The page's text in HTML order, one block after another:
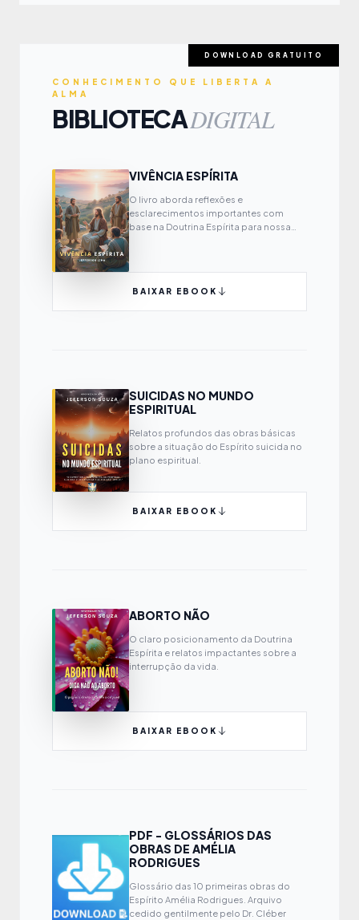
DOWNLOAD GRATUITO
CONHECIMENTO QUE LIBERTA A
ALMA
BIBLIOTECADIGITAL
VIVÊNCIA ESPÍRITA
O livro aborda reflexões e
esclarecimentos importantes com
base na Doutrina Espírita para nossa
BAIXAR EBOOK
SUICIDAS NO MUNDO
ESPIRITUAL
Relatos profundos das obras básicas
sobre a situação do Espírito suicida no
plano espiritual.
BAIXAR EBOOK
ABORTO NÃO
O claro posicionamento da Doutrina
Espírita e relatos impactantes sobre a
interrupção da vida.
BAIXAR EBOOK
PDF - GLOSSÁRIOS DAS
OBRAS DE AMÉLIA
RODRIGUES
Glossário das 10 primeiras obras do
Espírito Amélia Rodrigues. Arquivo
cedido gentilmente pelo Dr. Cléber